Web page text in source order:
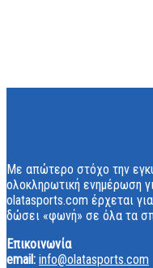
Με απώτερο στόχο την
ολοκληρωτική ενημέρωση
olatasports.com έρχεται
δώσει «φωνή» σε όλα τα
Επικοινωνία
email: info@olatasports.com